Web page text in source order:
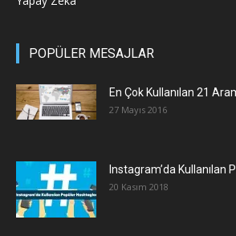
POPÜLER MESAJLAR
En Çok Kullanılan 21
27 Mayıs 2016
Instagram’da Kullanılan
20 Kasım 2018